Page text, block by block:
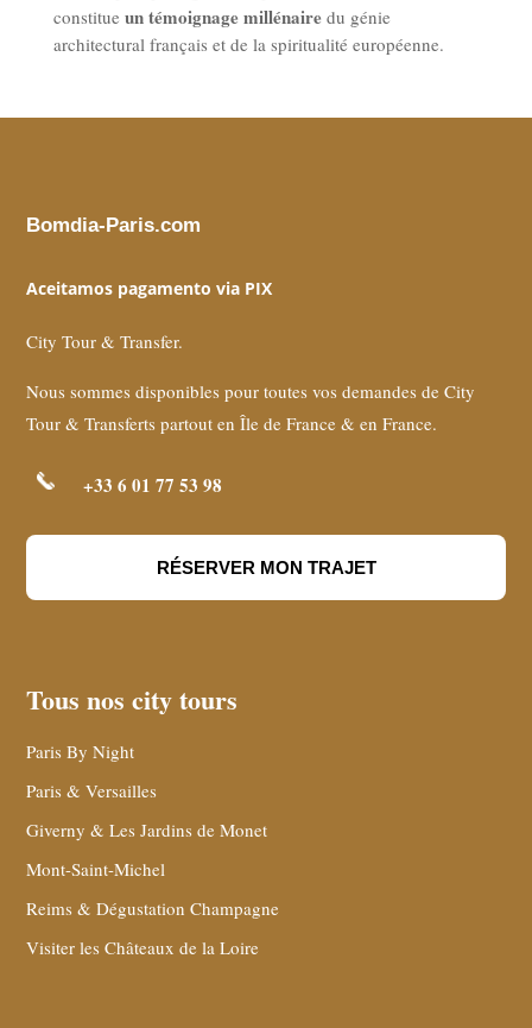
constitue un témoignage millénaire du génie
architectural français et de la spiritualité européenne.
Bomdia-Paris.com
Aceitamos pagamento via PIX
City Tour & Transfer.
Nous sommes disponibles pour toutes vos demandes de City
Tour & Transferts partout en Île de France & en France.
+33 6 01 77 53 98
RÉSERVER MON TRAJET
Tous nos city tours
Paris By Night
Paris & Versailles
Giverny & Les Jardins de Monet
Mont-Saint-Michel
Reims & Dégustation Champagne
Visiter les Châteaux de la Loire